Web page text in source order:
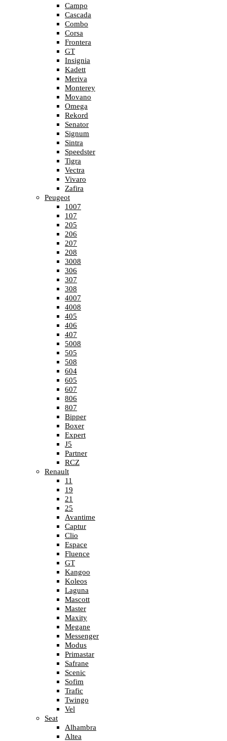
Campo
Cascada
Combo
Corsa
Frontera
GT
Insignia
Kadett
Meriva
Monterey
Movano
Omega
Rekord
Senator
Signum
Sintra
Speedster
Tigra
Vectra
Vivaro
Zafira
Peugeot
1007
107
205
206
207
208
3008
306
307
308
4007
4008
405
406
407
5008
505
508
604
605
607
806
807
Bipper
Boxer
Expert
J5
Partner
RCZ
Renault
11
19
21
25
Avantime
Captur
Clio
Espace
Fluence
GT
Kangoo
Koleos
Laguna
Mascott
Master
Maxity
Megane
Messenger
Modus
Primastar
Safrane
Scenic
Sofim
Trafic
Twingo
Vel
Seat
Alhambra
Altea